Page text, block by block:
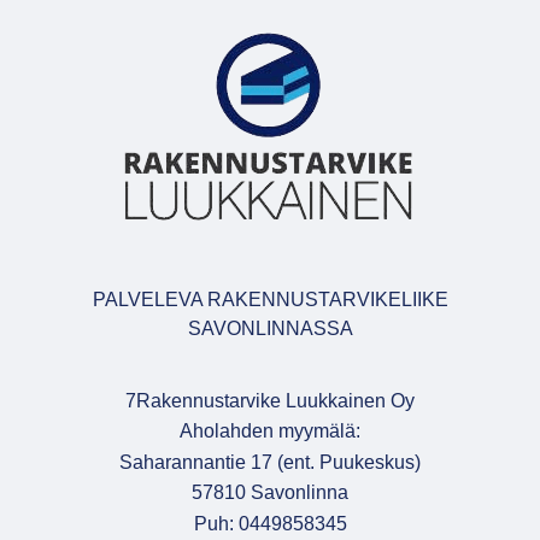
PALVELEVA RAKENNUSTARVIKELIIKE
SAVONLINNASSA
7Rakennustarvike Luukkainen Oy
Aholahden myymälä:
Saharannantie 17 (ent. Puukeskus)
57810 Savonlinna
Puh: 0449858345